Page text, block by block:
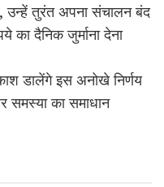
उन्हें तुरंत अपना संचालन बंद
का दैनिक जुर्माना देना
डालेंगे इस अनोखे निर्णय
समस्या का समाधान